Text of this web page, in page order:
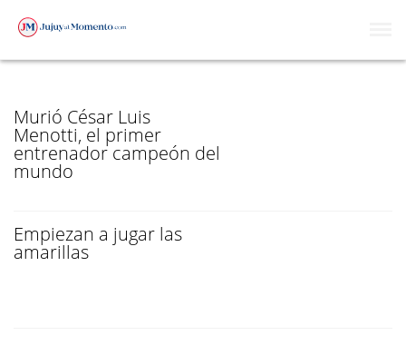
EN LA SELECCIÓN
Murió César Luis
Menotti, el primer
entrenador campeón del
mundo
Empiezan a jugar las
amarillas